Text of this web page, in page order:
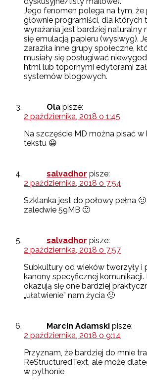
Jego fenomen polega na tym, że
głównie programiści, dla których
wyrażania jest bardziej naturalny
się emulacją papieru (wysiwyg).
zaraziła inne grupy społeczne,
musiały się posługiwać
html lub topornymi edytorami
systemów blogowych.
Ola pisze:
2 października, 2018 o 1:45
Na szczęście MD można pisać
tekstu 😀
salvadhor pisze:
2 października, 2018 o 7:54
Szklanka jest do połowy pełna
zaledwie 59MB 🙂
salvadhor pisze:
2 października, 2018 o 7:57
Subkultury od wieków tworzyły i
kanony specyficznej komunikacji.
okazują się one bardziej
„ułatwienie” nam życia 🙂
Marcin Adamski pisze:
2 października, 2018 o 9:14
Przyznam, że bardziej do mnie
ReStructuredText, ale może
w pythonie